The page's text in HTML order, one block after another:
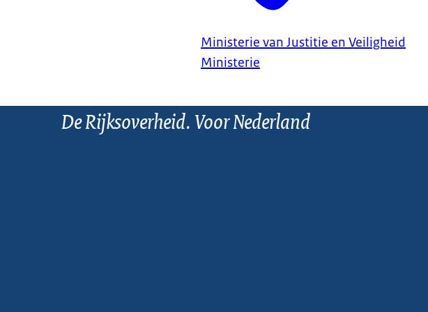
Ministerie van Justitie en Veiligheid
Ministerie
De Rijksoverheid. Voor Nederland